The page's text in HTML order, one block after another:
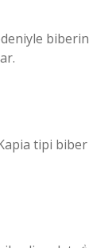
tipi biber